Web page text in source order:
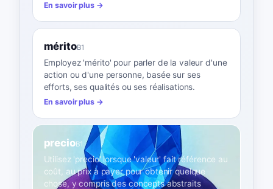
En savoir plus →
méritoB1
Employez 'mérito' pour parler de la valeur d'une
action ou d'une personne, basée sur ses
efforts, ses qualités ou ses réalisations.
En savoir plus →
precioB1
Utilisez 'precio' lorsque 'valeur' fait référence au
coût, au prix à payer pour obtenir quelque
chose, y compris des concepts abstraits